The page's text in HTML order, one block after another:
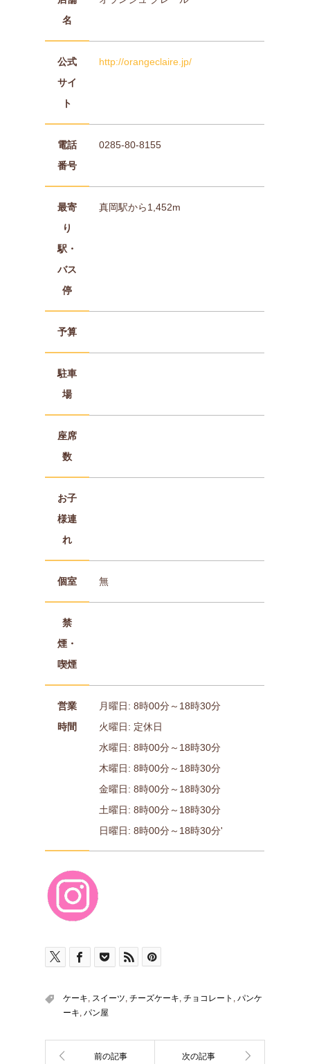
名
公式
サイ
ト
http://orangeclaire.jp/
電話
番号
0285-80-8155
最寄
り
駅・
バス
停
真岡駅から1,452m
予算
駐車
場
座席
数
お子
様連
れ
個室 無
禁
煙・
喫煙
営業
時間
月曜日: 8時00分～18時30分
火曜日: 定休日
水曜日: 8時00分～18時30分
木曜日: 8時00分～18時30分
金曜日: 8時00分～18時30分
土曜日: 8時00分～18時30分
日曜日: 8時00分～18時30分'
ケーキ, スイーツ, チーズケーキ, チョコレート , パンケ
ーキ, パン屋